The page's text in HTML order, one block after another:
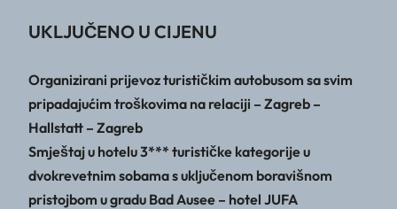
UKLJUČENO U CIJENU
Organizirani prijevoz turističkim autobusom sa svim
pripadajućim troškovima na relaciji – Zagreb –
Hallstatt – Zagreb
Smještaj u hotelu 3*** turističke kategorije u
dvokrevetnim sobama s uključenom boravišnom
pristojbom u gradu Bad Ausee – hotel JUFA